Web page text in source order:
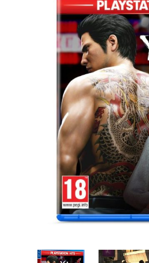
ΚΟΥΤΙΆ ΥΠΟΛΟΓΙΣΤΏΝ
CASE FANS
LIQUID COOLERS
ΕΙΚΟΝΑ-ΗΧΟΣ
ACCESSORIES
ΟΙΚΙΑΚΕΣ ΣΥΣΚΕΥΕΣ
ΠΡΟΣΩΠΙΚΗ ΦΡΟΝΤΙΔΑ